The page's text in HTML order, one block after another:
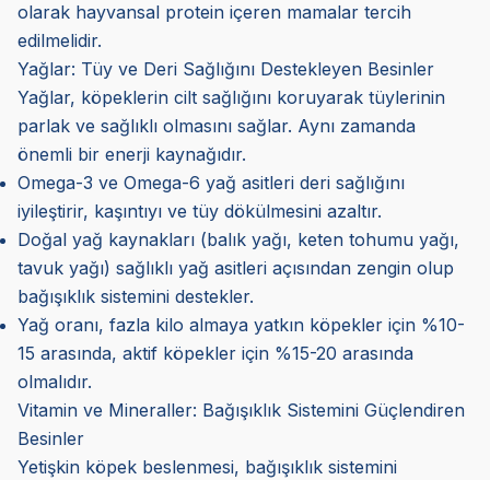
olarak hayvansal protein içeren mamalar tercih
edilmelidir.
Yağlar: Tüy ve Deri Sağlığını Destekleyen Besinler
Yağlar, köpeklerin cilt sağlığını koruyarak tüylerinin
parlak ve sağlıklı olmasını sağlar. Aynı zamanda
önemli bir enerji kaynağıdır.
Omega-3 ve Omega-6 yağ asitleri deri sağlığını
iyileştirir, kaşıntıyı ve tüy dökülmesini azaltır.
Doğal yağ kaynakları (balık yağı, keten tohumu yağı,
tavuk yağı) sağlıklı yağ asitleri açısından zengin olup
bağışıklık sistemini destekler.
Yağ oranı, fazla kilo almaya yatkın köpekler için %10-
15 arasında, aktif köpekler için %15-20 arasında
olmalıdır.
Vitamin ve Mineraller: Bağışıklık Sistemini Güçlendiren
Besinler
Yetişkin köpek beslenmesi, bağışıklık sistemini